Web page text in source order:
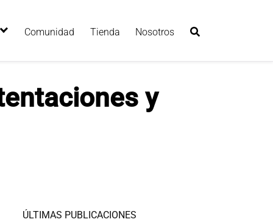
Comunidad Tienda Nosotros
y
ÚLTIMAS PUBLICACIONES